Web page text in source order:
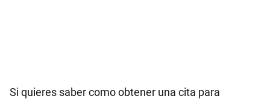
Si quieres saber como obtener una cita para